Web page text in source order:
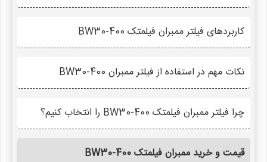
کاربردهای فیلتر ممبران فیلمتک BW30-400
نکات مهم در استفاده از فیلتر ممبران BW30-400
چرا فیلتر ممبران فیلمتک BW30-400 را انتخاب کنیم؟
قیمت و خرید ممبران فیلمتک BW30-400